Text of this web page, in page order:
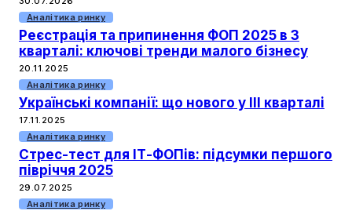
Аналітика ринку
Реєстрація та припинення ФОП 2025 в 3
кварталі: ключові тренди малого бізнесу
20.11.2025
Аналітика ринку
Українські компанії: що нового у ІІІ кварталі
17.11.2025
Аналітика ринку
Стрес-тест для ІТ-ФОПів: підсумки першого
півріччя 2025
29.07.2025
Аналітика ринку